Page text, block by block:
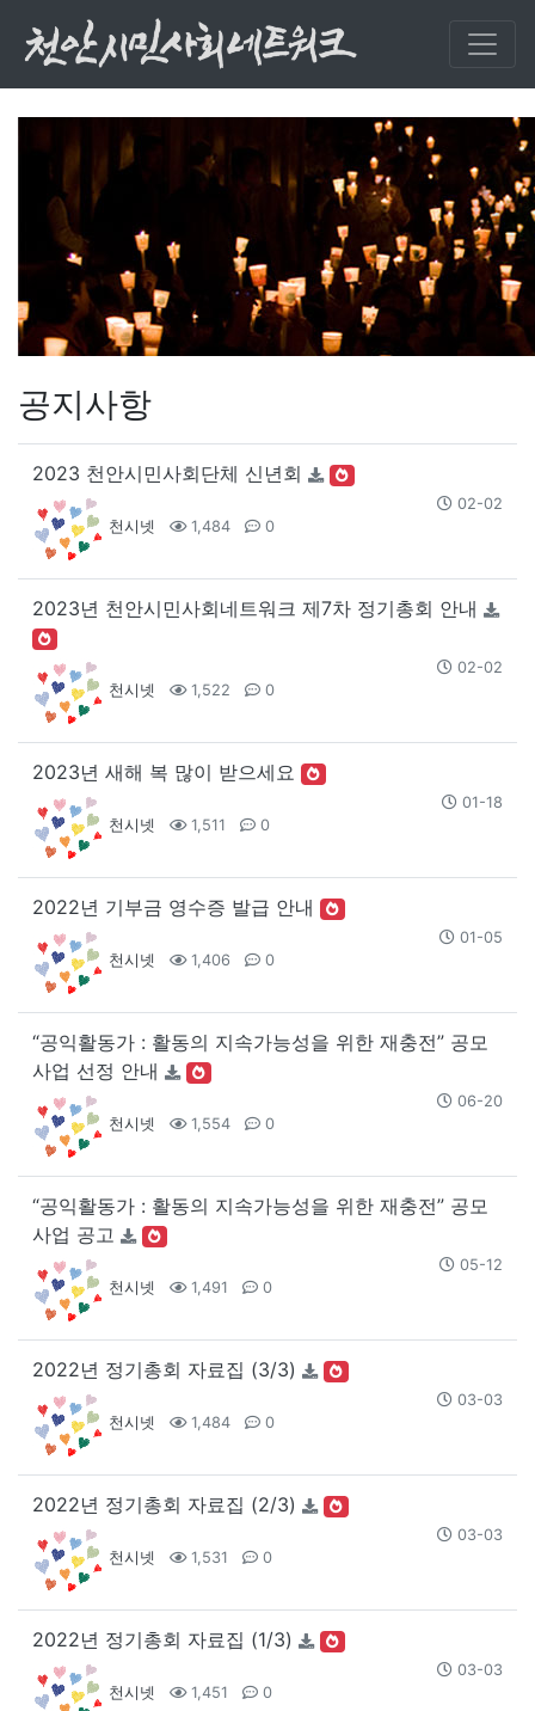
공지사항
2023 천안시민사회단체 신년회
천시넷 1,484 0
02-02
2023년 천안시민사회네트워크 제7차 정기총회 안내
천시넷 1,522 0
02-02
2023년 새해 복 많이 받으세요
천시넷 1,511 0
01-18
2022년 기부금 영수증 발급 안내
천시넷 1,406 0
01-05
“공익활동가 : 활동의 지속가능성을 위한 재충전” 공모
사업 선정 안내
천시넷 1,554 0
06-20
“공익활동가 : 활동의 지속가능성을 위한 재충전” 공모
사업 공고
천시넷 1,491 0
05-12
2022년 정기총회 자료집 (3/3)
천시넷 1,484 0
03-03
2022년 정기총회 자료집 (2/3)
천시넷 1,531 0
03-03
2022년 정기총회 자료집 (1/3)
천시넷 1,451 0
03-03